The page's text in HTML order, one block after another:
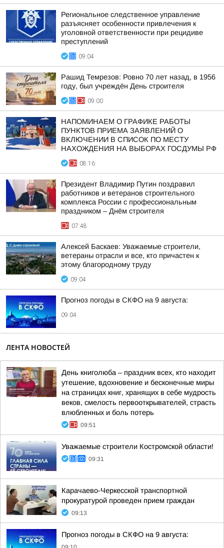
Региональное следственное управление
разъясняет особенности привлечения к
уголовной ответственности при рецидиве
преступлений
09:04
Рашид Темрезов: Ровно 70 лет назад, в 1956
году, был учреждён День строителя
09:00
НАПОМИНАЕМ О ГРАФИКЕ РАБОТЫ
ПУНКТОВ ПРИЕМА ЗАЯВЛЕНИЙ О
ВКЛЮЧЕНИИ В СПИСОК ПО МЕСТУ
НАХОЖДЕНИЯ НА ВЫБОРАХ ГОСДУМЫ РФ
08:16
Президент Владимир Путин поздравил
работников и ветеранов строительного
комплекса России с профессиональным
праздником – Днём строителя
07:48
Алексей Баскаев: Уважаемые строители,
ветераны отрасли и все, кто причастен к
этому благородному труду
09:04
Прогноз погоды в СКФО на 9 августа:
09:04
ЛЕНТА НОВОСТЕЙ
День книголюба – праздник всех, кто находит
утешение, вдохновение и бесконечные миры
на страницах книг, хранящих в себе мудрость
веков, смелость первооткрывателей, страсть
влюбленных и боль потерь
09:51
Уважаемые строители Костромской области!
09:31
Карачаево-Черкесской транспортной
прокуратурой проведен прием граждан
09:13
Прогноз погоды в СКФО на 9 августа: